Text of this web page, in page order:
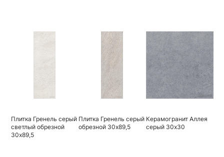
Плитка Гренель серый
светлый обрезной
30х89,5
Плитка Гренель серый
обрезной 30х89,5
Керамогранит Аллея
серый 30х30